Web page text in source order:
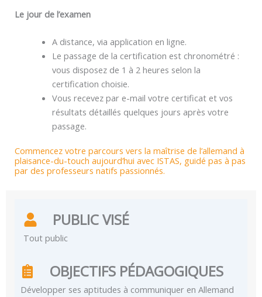
Le jour de l’examen
A distance, via application en ligne.
Le passage de la certification est chronométré :
vous disposez de 1 à 2 heures selon la
certification choisie.
Vous recevez par e-mail votre certificat et vos
résultats détaillés quelques jours après votre
passage.
Commencez votre parcours vers la maîtrise de l’allemand à
plaisance-du-touch aujourd’hui avec ISTAS, guidé pas à pas
par des professeurs natifs passionnés.
PUBLIC VISÉ
Tout public
OBJECTIFS PÉDAGOGIQUES
Développer ses aptitudes à communiquer en Allemand